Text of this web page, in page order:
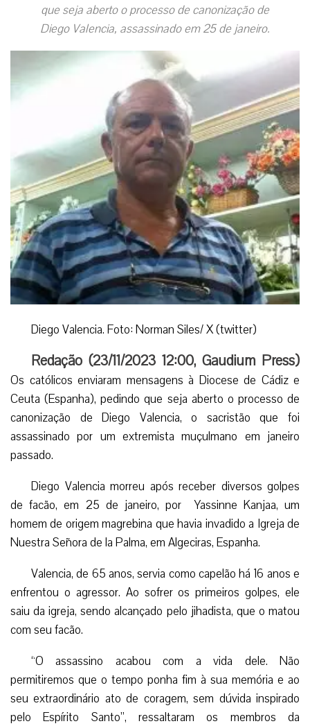
que seja aberto o processo de canonização de
Diego Valencia, assassinado em 25 de janeiro.
Diego Valencia. Foto: Norman Siles/ X (twitter)
Redação (23/11/2023 12:00,Gaudium Press)
Os católicos enviaram mensagens à Diocese de Cádiz e
Ceuta (Espanha), pedindo que seja aberto o processo de
canonização de Diego Valencia, o sacristão que foi
assassinado por um extremista muçulmano em janeiro
passado.
Diego Valencia morreu após receber diversos golpes
de facão, em 25 de janeiro, por Yassinne Kanjaa, um
homem de origem magrebina que havia invadido a Igreja de
Nuestra Señora de la Palma, em Algeciras, Espanha.
Valencia, de 65 anos, servia como capelão há 16 anos e
enfrentou o agressor. Ao sofrer os primeiros golpes, ele
saiu da igreja, sendo alcançado pelo jihadista, que o matou
com seu facão.
“O assassino acabou com a vida dele. Não
permitiremos que o tempo ponha fim à sua memória e ao
seu extraordinário ato de coragem, sem dúvida inspirado
pelo Espírito Santo”, ressaltaram os membros da